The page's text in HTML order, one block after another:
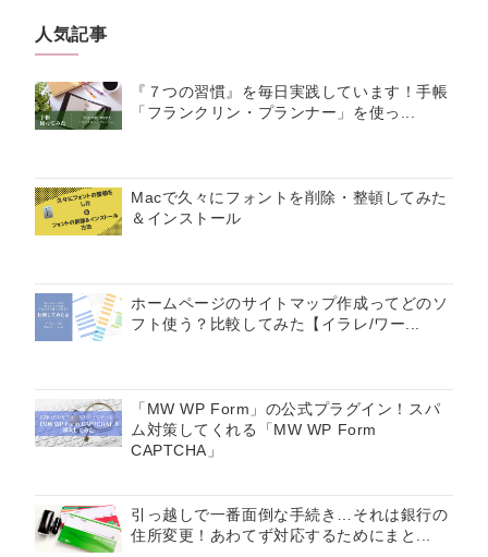
人気記事
『７つの習慣』を毎日実践しています！手帳
「フランクリン・プランナー」を使っ...
Macで久々にフォントを削除・整頓してみた
＆インストール
ホームページのサイトマップ作成ってどのソ
フト使う？比較してみた【イラレ/ワー...
「MW WP Form」の公式プラグイン！スパ
ム対策してくれる「MW WP Form
CAPTCHA」
引っ越しで一番面倒な手続き…それは銀行の
住所変更！あわてず対応するためにまと...